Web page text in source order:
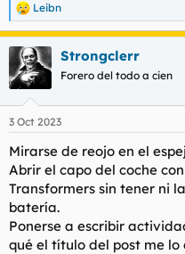
R
e
a
c
c
i
e
:
Leibn
Strongclerr
Forero del todo a cien
3 Oct 2023
Mirarse de reojo en el
Abrir el capo del coche
Transformers sin tener ni
batería.
Ponerse a escribir
qué el título del post me lo